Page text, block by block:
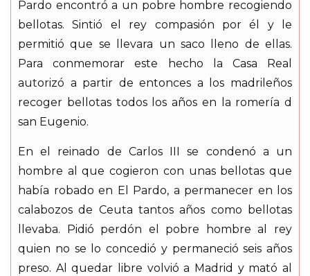
Pardo encontró a un pobre hombre recogiendo
bellotas. Sintió el rey compasión por él y le
permitió que se llevara un saco lleno de ellas.
Para conmemorar este hecho la Casa Real
autorizó a partir de entonces a los madrileños
recoger bellotas todos los años en la romería d
san Eugenio.
En el reinado de Carlos III se condenó a un
hombre al que cogieron con unas bellotas que
había robado en El Pardo, a permanecer en los
calabozos de Ceuta tantos años como bellotas
llevaba. Pidió perdón el pobre hombre al rey
quien no se lo concedió y permaneció seis años
preso. Al quedar libre volvió a Madrid y mató al